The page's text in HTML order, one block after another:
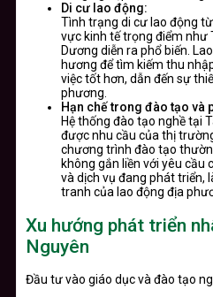
Di cư lao động:
Tình trạng di cư lao động
vực kinh tế trọng điểm như
Dương diễn ra phổ biến.
hương để tìm kiếm thu
việc tốt hơn, dẫn đến sự
phương.
Hạn chế trong đào tạo và
Hệ thống đào tạo nghề tại
được nhu cầu của thị
chương trình đào tạo
không gắn liền với yêu cầu
và dịch vụ đang phát triển,
tranh của lao động địa
Xu hướng phát triển
Nguyên
Đầu tư vào giáo dục và đào tạo